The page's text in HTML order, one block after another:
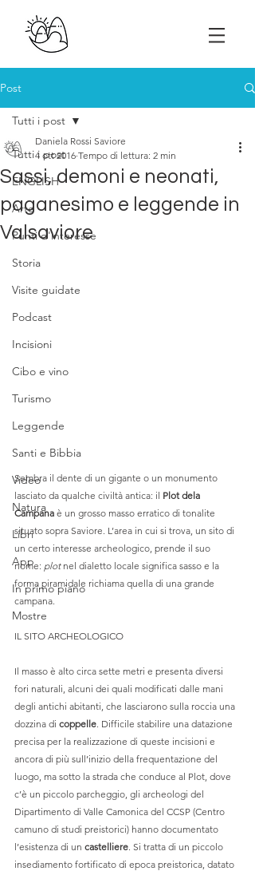
Post
Tutti i post
ENGLISH
Arte
Punti d'interesse
Storia
Visite guidate
Podcast
Incisioni
Cibo e vino
Turismo
Leggende
Santi e Bibbia
Video
Natura
Libri
App
In primo piano
Mostre
Tutti i post
Sassi, demoni e neonati,
paganesimo e leggende in
Valsaviore
Daniela Rossi Saviore
4 ott 2016 Tempo di lettura: 2 min
Sembra il dente di un gigante o un monumento
lasciato da qualche civiltà antica: il Plot dela
Campana è un grosso masso erratico di tonalite
situato sopra Saviore. L’area in cui si trova, un sito di
un certo interesse archeologico, prende il suo
nome: plot nel dialetto locale significa sasso e la
forma piramidale richiama quella di una grande
campana.
IL SITO ARCHEOLOGICO
Il masso è alto circa sette metri e presenta diversi
fori naturali, alcuni dei quali modificati dalle mani
degli antichi abitanti, che lasciarono sulla roccia una
dozzina di coppelle. Difficile stabilire una datazione
precisa per la realizzazione di queste incisioni e
ancora di più sull’inizio della frequentazione del
luogo, ma sotto la strada che conduce al Plot, dove
c’è un piccolo parcheggio, gli archeologi del
Dipartimento di Valle Camonica del CCSP (Centro
camuno di studi preistorici) hanno documentato
l’esistenza di un castelliere. Si tratta di un piccolo
insediamento fortificato di epoca preistorica, datato